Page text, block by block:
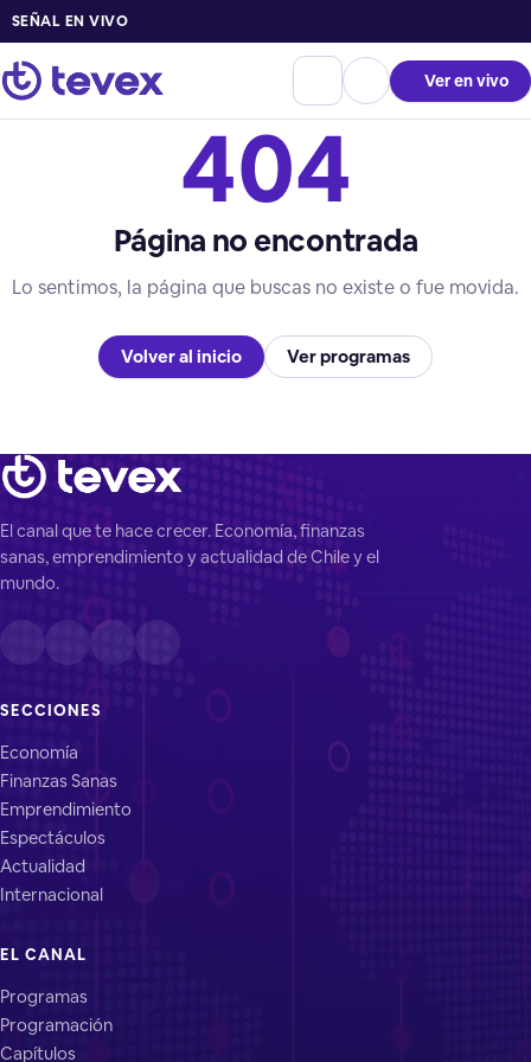
SEÑAL EN VIVO
Ver en vivo
404
Página no encontrada
Lo sentimos, la página que buscas no existe o fue movida.
Volver al inicio Ver programas
El canal que te hace crecer. Economía, finanzas
sanas, emprendimiento y actualidad de Chile y el
mundo.
SECCIONES
Economía
Finanzas Sanas
Emprendimiento
Espectáculos
Actualidad
Internacional
EL CANAL
Programas
Programación
Capítulos